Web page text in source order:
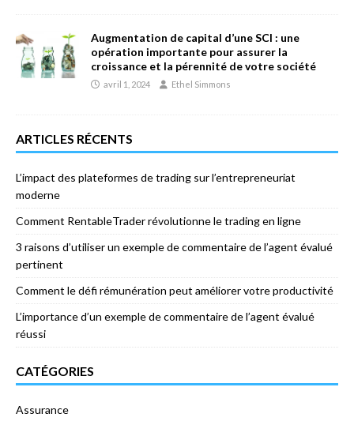
Augmentation de capital d’une SCI : une
opération importante pour assurer la
croissance et la pérennité de votre société
avril 1, 2024 Ethel Simmons
ARTICLES RÉCENTS
L’impact des plateformes de trading sur l’entrepreneuriat
moderne
Comment RentableTrader révolutionne le trading en ligne
3 raisons d’utiliser un exemple de commentaire de l’agent évalué
pertinent
Comment le défi rémunération peut améliorer votre productivité
L’importance d’un exemple de commentaire de l’agent évalué
réussi
CATÉGORIES
Assurance